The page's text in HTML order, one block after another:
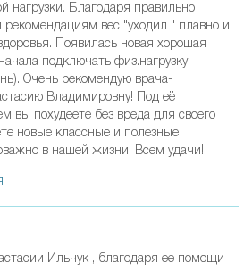
нагрузки. Благодаря правильно
вес "уходил " плавно и
Появилась новая хорошая
подключать физ.нагрузку
Очень рекомендую врача-
Владимировну! Под её
вы похудеете без вреда для своего
новые классные и полезные
в нашей жизни. Всем удачи!
Ильчук , благодаря ее помощи